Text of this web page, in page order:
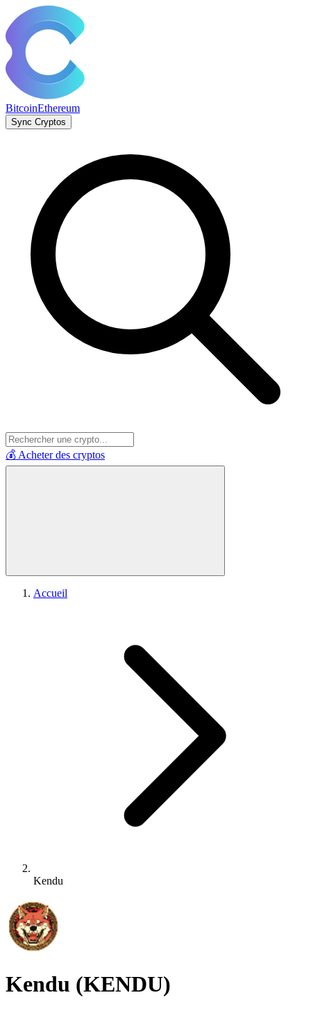
BitcoinEthereum
Sync Cryptos
💰 Acheter des cryptos
Accueil
Kendu
Kendu (KENDU)